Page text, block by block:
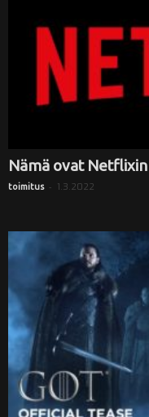
Nämä ovat
toimitus - 1.3.2022